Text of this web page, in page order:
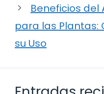
Beneficios del
para las
su Uso